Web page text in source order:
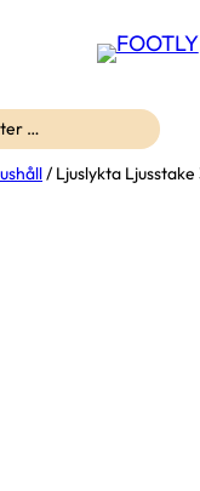
/ Ljuslykta